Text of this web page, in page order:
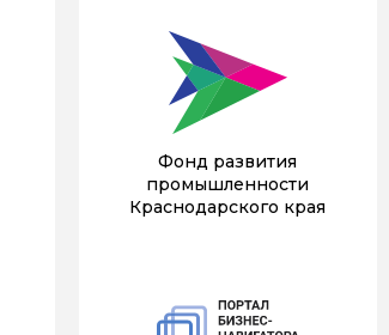
Фонд развития
промышленности
Краснодарского края